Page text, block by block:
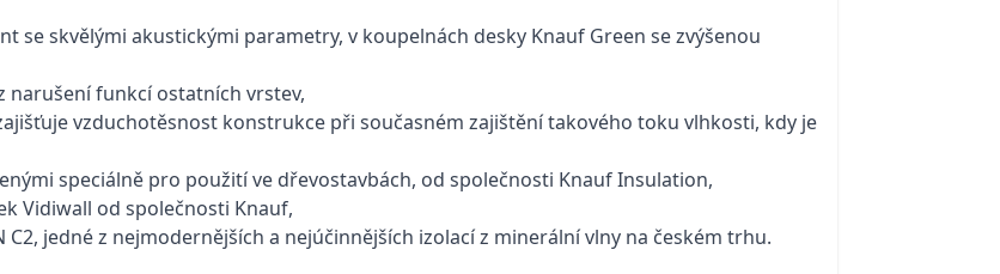
skvělými akustickými parametry, v koupelnách desky Knauf Green se zvýšenou
narušení funkcí ostatních vrstev,
vzduchotěsnost konstrukce při současném zajištění takového toku vlhkosti, kdy je
speciálně pro použití ve dřevostavbách, od společnosti Knauf Insulation,
Vidiwall od společnosti Knauf,
jedné z nejmodernějších a nejúčinnějších izolací z minerální vlny na českém trhu.